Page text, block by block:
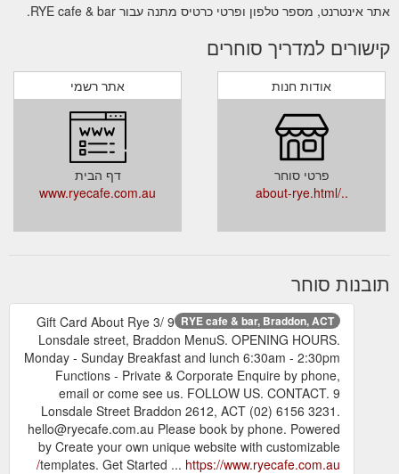
אתר אינטרנט, מספר טלפון ופרטי כרטיס מתנה עבור RYE cafe & bar.
קישורים למדריך סוחרים
אתר רשמי
דף הבית
www.ryecafe.com.au
אודות חנות
פרטי סוחר
../about-rye.html
תובנות סוחר
RYE cafe & bar, Braddon, ACT
Gift Card About Rye 3/ 9
Lonsdale street, Braddon MenuS. OPENING HOURS.
Monday - Sunday Breakfast and lunch 6:30am - 2:30pm
Functions - Private & Corporate Enquire by phone,
email or come see us. FOLLOW US. CONTACT. 9
Lonsdale Street Braddon 2612, ACT (02) 6156 3231.
hello@ryecafe.com.au Please book by phone. Powered
by Create your own unique website with customizable
templates. Get Started ...https://www.ryecafe.com.au/